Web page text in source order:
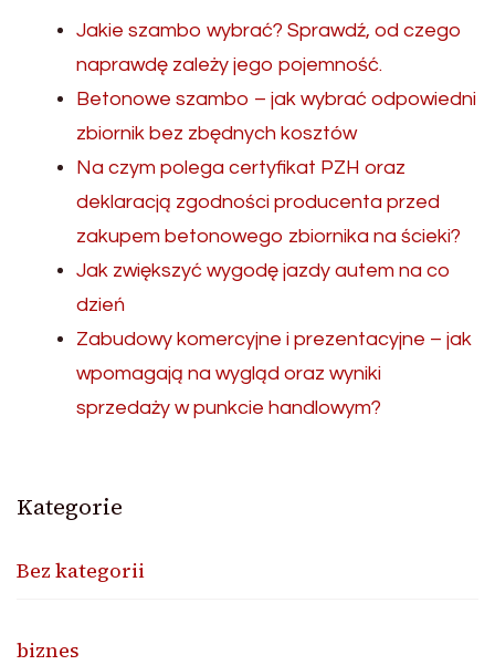
Jakie szambo wybrać? Sprawdź, od czego
naprawdę zależy jego pojemność.
Betonowe szambo – jak wybrać odpowiedni
zbiornik bez zbędnych kosztów
Na czym polega certyfikat PZH oraz
deklaracją zgodności producenta przed
zakupem betonowego zbiornika na ścieki?
Jak zwiększyć wygodę jazdy autem na co
dzień
Zabudowy komercyjne i prezentacyjne – jak
wpomagają na wygląd oraz wyniki
sprzedaży w punkcie handlowym?
Kategorie
Bez kategorii
biznes